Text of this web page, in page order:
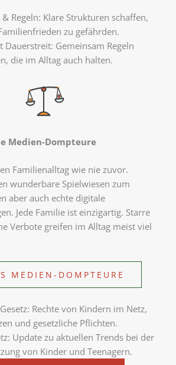
Regeln: Klare Strukturen schaffen,
zu gefährden.
Dauerstreit: Gemeinsam Regeln
die im Alltag auch halten.
Medien-Dompteure
Familienalltag wie nie zuvor.
wunderbare Spielwiesen zum
aber auch echte digitale
Jede Familie ist einzigartig. Starre
Verbote greifen im Alltag meist viel
MEDIEN-DOMPTEURE
Rechte von Kindern im Netz,
und gesetzliche Pflichten.
Update zu aktuellen Trends bei der
von Kinder und Teenagern.